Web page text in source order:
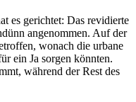
es gerichtet: Das revidierte
angenommen. Auf der
wonach die urbane
ein Ja sorgen könnten.
während der Rest des